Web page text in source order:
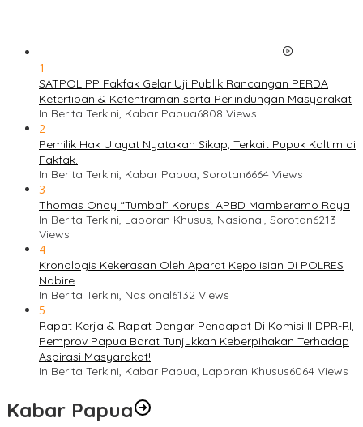
1
SATPOL PP Fakfak Gelar Uji Publik Rancangan PERDA
Ketertiban & Ketentraman serta Perlindungan Masyarakat
In Berita Terkini, Kabar Papua6808 Views
2
Pemilik Hak Ulayat Nyatakan Sikap, Terkait Pupuk Kaltim di
Fakfak.
In Berita Terkini, Kabar Papua, Sorotan6664 Views
3
Thomas Ondy “Tumbal” Korupsi APBD Mamberamo Raya
In Berita Terkini, Laporan Khusus, Nasional, Sorotan6213
Views
4
Kronologis Kekerasan Oleh Aparat Kepolisian Di POLRES
Nabire
In Berita Terkini, Nasional6132 Views
5
Rapat Kerja & Rapat Dengar Pendapat Di Komisi II DPR-RI,
Pemprov Papua Barat Tunjukkan Keberpihakan Terhadap
Aspirasi Masyarakat!
In Berita Terkini, Kabar Papua, Laporan Khusus6064 Views
Kabar Papua